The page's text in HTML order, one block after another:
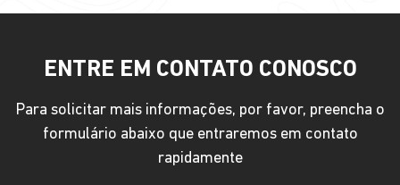
ENTRE EM CONTATO CONOSCO
Para solicitar mais informações, por favor, preencha o
formulário abaixo que entraremos em contato
rapidamente